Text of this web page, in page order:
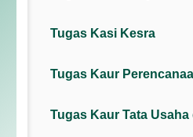
Tugas Kasi Kesra
Tugas Kaur
Tugas Kaur Tata